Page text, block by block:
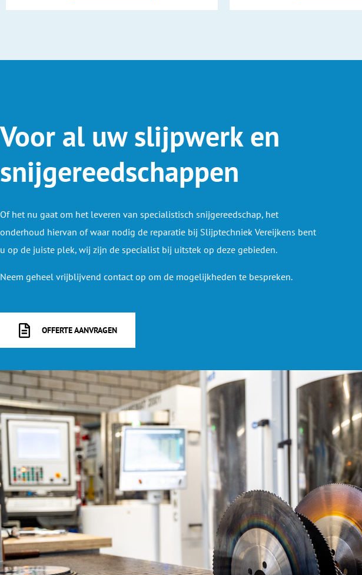
Voor al uw slijpwerk en
snijgereedschappen
Of het nu gaat om het leveren van specialistisch snijgereedschap, het
onderhoud hiervan of waar nodig de reparatie bij Slijptechniek Vereijkens bent
u op de juiste plek, wij zijn de specialist bij uitstek op deze gebieden.
Neem geheel vrijblijvend contact op om de mogelijkheden te bespreken.
OFFERTE AANVRAGEN